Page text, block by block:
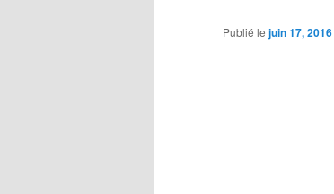
Publié le juin 17, 2016